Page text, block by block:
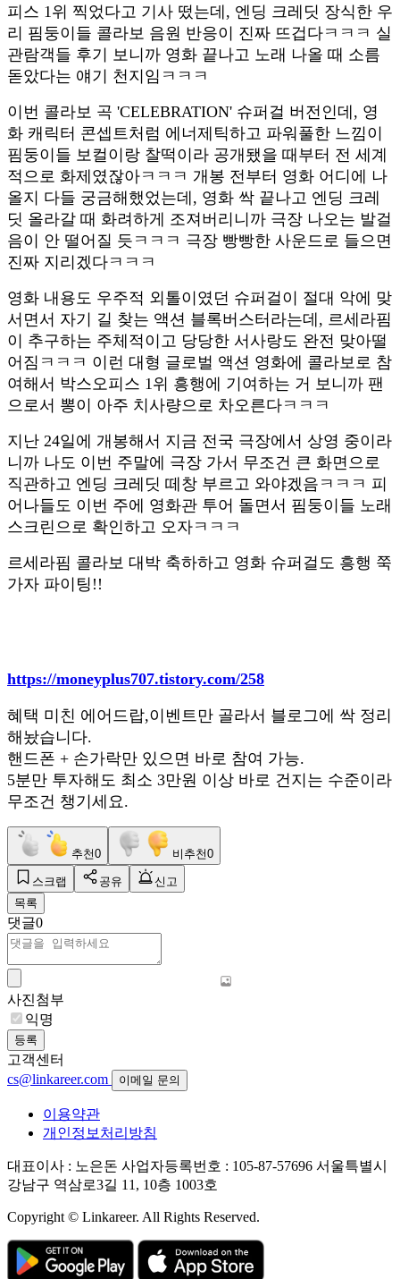
피스 1위 찍었다고 기사 떴는데, 엔딩 크레딧 장식한 우
리 핌둥이들 콜라보 음원 반응이 진짜 뜨겁다ㅋㅋㅋ 실
관람객들 후기 보니까 영화 끝나고 노래 나올 때 소름
돋았다는 얘기 천지임ㅋㅋㅋ
이번 콜라보 곡 'CELEBRATION' 슈퍼걸 버전인데, 영
화 캐릭터 콘셉트처럼 에너제틱하고 파워풀한 느낌이
핌둥이들 보컬이랑 찰떡이라 공개됐을 때부터 전 세계
적으로 화제였잖아ㅋㅋㅋ 개봉 전부터 영화 어디에 나
올지 다들 궁금해했었는데, 영화 싹 끝나고 엔딩 크레
딧 올라갈 때 화려하게 조져버리니까 극장 나오는 발걸
음이 안 떨어질 듯ㅋㅋㅋ 극장 빵빵한 사운드로 들으면
진짜 지리겠다ㅋㅋㅋ
영화 내용도 우주적 외톨이였던 슈퍼걸이 절대 악에 맞
서면서 자기 길 찾는 액션 블록버스터라는데, 르세라핌
이 추구하는 주체적이고 당당한 서사랑도 완전 맞아떨
어짐ㅋㅋㅋ 이런 대형 글로벌 액션 영화에 콜라보로 참
여해서 박스오피스 1위 흥행에 기여하는 거 보니까 팬
으로서 뽕이 아주 치사량으로 차오른다ㅋㅋㅋ
지난 24일에 개봉해서 지금 전국 극장에서 상영 중이라
니까 나도 이번 주말에 극장 가서 무조건 큰 화면으로
직관하고 엔딩 크레딧 떼창 부르고 와야겠음ㅋㅋㅋ 피
어나들도 이번 주에 영화관 투어 돌면서 핌둥이들 노래
스크린으로 확인하고 오자ㅋㅋㅋ
르세라핌 콜라보 대박 축하하고 영화 슈퍼걸도 흥행 쭉
가자 파이팅!!
https://moneyplus707.tistory.com/258
혜택 미친 에어드랍,이벤트만 골라서 블로그에 싹 정리
해놨습니다.
핸드폰 + 손가락만 있으면 바로 참여 가능.
5분만 투자해도 최소 3만원 이상 바로 건지는 수준이라
무조건 챙기세요.
추천0 비추천0
스크랩 공유
신고
목록
댓글0
사진첨부
익명
등록
고객센터
cs@linkareer.com
이메일 문의
이용약관
개인정보처리방침
대표이사 : 노은돈 사업자등록번호 : 105-87-57696 서울특별시
강남구 역삼로3길 11, 10층 1003호
Copyright © Linkareer. All Rights Reserved.